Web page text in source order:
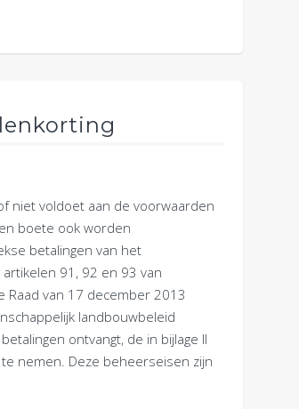
niet voldoet aan de voorwaarden
boete ook worden
betalingen van het
91, 92 en 93 van
van 17 december 2013
landbouwbeleid
ontvangt, de in bijlage II
nemen. Deze beheerseisen zijn